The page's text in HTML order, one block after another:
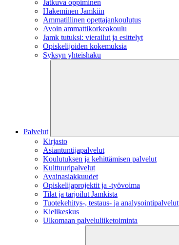
Jatkuva oppiminen
Hakeminen Jamkiin
Ammatillinen opettajankoulutus
Avoin ammattikorkeakoulu
Jamk tutuksi: vierailut ja esittelyt
Opiskelijoiden kokemuksia
Syksyn yhteishaku
Palvelut
Kirjasto
Asiantuntijapalvelut
Koulutuksen ja kehittämisen palvelut
Kulttuuripalvelut
Avainasiakkuudet
Opiskelijaprojektit​ ja -työvoima
Tilat ja tarjoilut Jamkista
Tuotekehitys-, testaus- ja analysointipalvelut
Kielikeskus
Ulkomaan palveluliiketoiminta